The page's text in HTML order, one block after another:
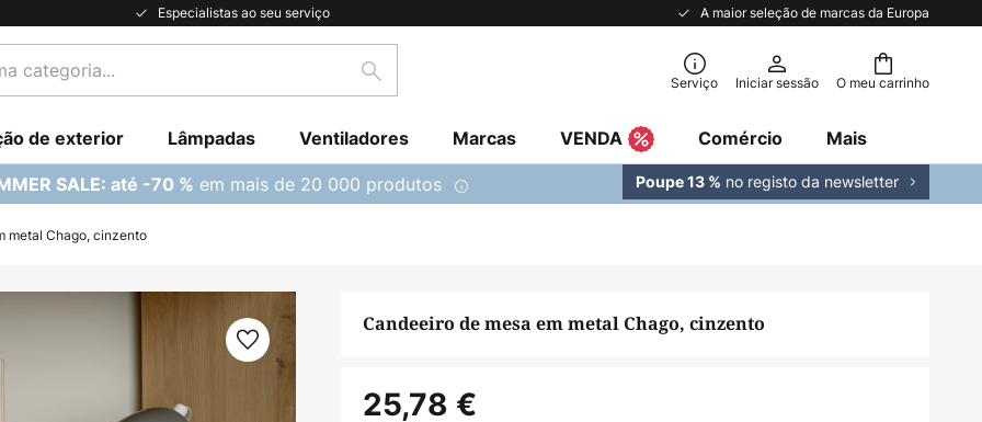
Especialistas ao seu serviço A maior seleção de marcas da Europa
O meu carrinho
Pesquisar Serviço Iniciar sessão
de exterior Lâmpadas Ventiladores Marcas VENDA Comércio Mais
SALE: até -70 % em mais de 20 000 produtos Poupe 13 % no registo da newsletter
metal Chago, cinzento
Candeeiro de mesa em metal Chago, cinzento
25,78 €